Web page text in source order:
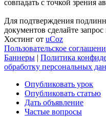
совпадать с точкой зрения
Для подтверждения
документов сделайте
Хостинг от uCoz
Пользовательское
Баннеры | Политика
обработку персональных
Опубликовать урок
Опубликовать статью
Дать объявление
Частые вопросы